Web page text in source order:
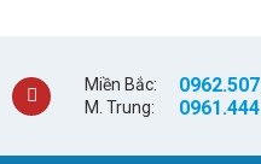
Miền Bắc:
M. Trung: